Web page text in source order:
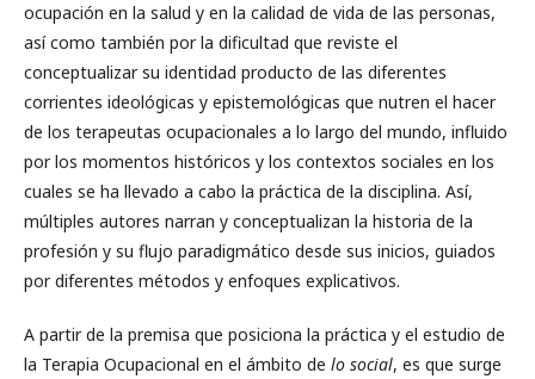
ocupación en la salud y en la calidad de vida de las personas,
así como también por la dificultad que reviste el
conceptualizar su identidad producto de las diferentes
corrientes ideológicas y epistemológicas que nutren el hacer
de los terapeutas ocupacionales a lo largo del mundo, influido
por los momentos históricos y los contextos sociales en los
cuales se ha llevado a cabo la práctica de la disciplina. Así,
múltiples autores narran y conceptualizan la historia de la
profesión y su flujo paradigmático desde sus inicios, guiados
por diferentes métodos y enfoques explicativos.
A partir de la premisa que posiciona la práctica y el estudio de
la Terapia Ocupacional en el ámbito de lo social, es que surge